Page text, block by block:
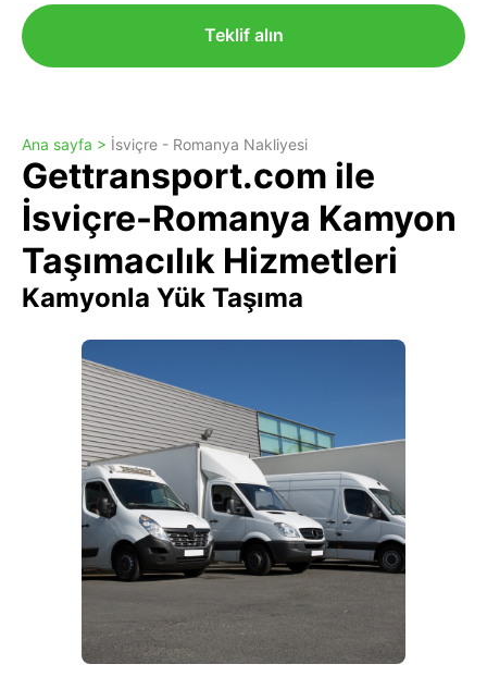
Teklif alın
Ana sayfa > İsviçre - Romanya Nakliyesi
Gettransport.com ile
İsviçre-Romanya Kamyon
Taşımacılık Hizmetleri
Kamyonla Yük Taşıma